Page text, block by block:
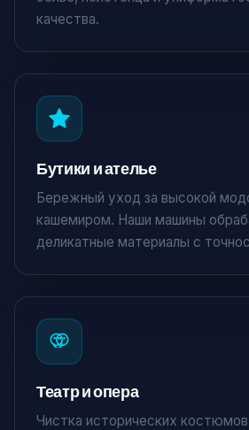
качества.
Бутики и ателье
Бережный уход за высокой
кашемиром. Наши машины
деликатные материалы с
Театр и опера
Чистка исторических костюмов